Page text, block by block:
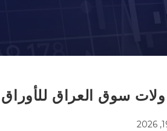
سوق العراق للأوراق المالية